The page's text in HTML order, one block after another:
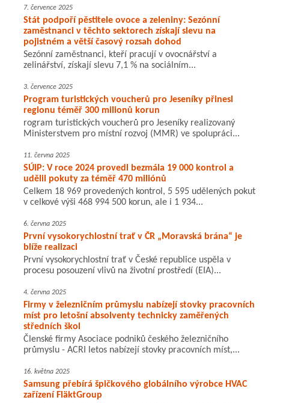
7. července 2025
Stát podpoří pěstitele ovoce a zeleniny: Sezónní
zaměstnanci v těchto sektorech získají slevu na
pojistném a větší časový rozsah dohod
Sezónní zaměstnanci, kteří pracují v ovocnářství a
zelinářství, získají slevu 7,1 % na sociálním...
3. července 2025
Program turistických voucherů pro Jeseníky přinesl
regionu téměř 300 milionů korun
rogram turistických voucherů pro Jeseníky realizovaný
Ministerstvem pro místní rozvoj (MMR) ve spolupráci...
11. června 2025
SÚIP: V roce 2024 provedl bezmála 19 000 kontrol a
udělil pokuty za téměř 470 miliónů
Celkem 18 969 provedených kontrol, 5 595 udělených pokut
v celkové výši 468 994 500 korun, ale i 1 934...
6. června 2025
První vysokorychlostní trať v ČR „Moravská brána“ je
blíže realizaci
První vysokorychlostní trať v České republice uspěla v
procesu posouzení vlivů na životní prostředí (EIA)...
4. června 2025
Firmy v železničním průmyslu nabízejí stovky pracovních
míst pro letošní absolventy technicky zaměřených
středních škol
Členské firmy Asociace podniků českého železničního
průmyslu - ACRI letos nabízejí stovky pracovních míst,...
16. května 2025
Samsung přebírá špičkového globálního výrobce HVAC
zařízení FläktGroup